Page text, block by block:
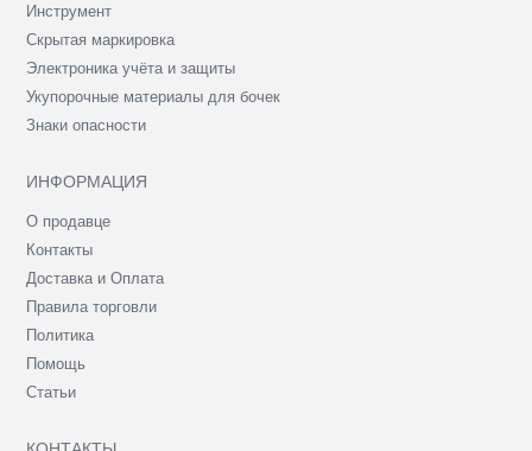
Инструмент
Скрытая маркировка
Электроника учёта и защиты
Укупорочные материалы для бочек
Знаки опасности
ИНФОРМАЦИЯ
О продавце
Контакты
Доставка и Оплата
Правила торговли
Политика
Помощь
Статьи